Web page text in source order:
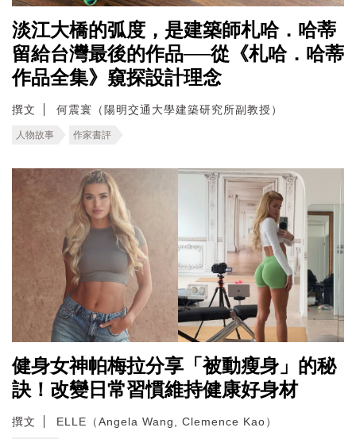
淡江大橋的弧度，是建築師札哈．哈蒂
留給台灣最後的作品──從《札哈．哈蒂
作品全集》窺探設計理念
撰文 何震寰（陽明交通大學建築研究所副教授）
人物故事 作家書評
健身女神帕梅拉分享「被動瘦身」的秘
訣！改變日常習慣維持健康好身材
撰文 ELLE（Angela Wang, Clemence Kao）